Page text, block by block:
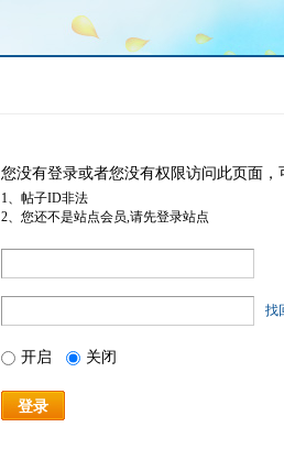
您没有登录或者您没有权限访问此页面
1、帖子ID非法
2、您还不是站点会员,请先登录站点
找
开启 关闭
登录